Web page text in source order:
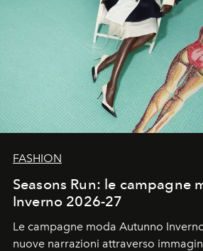
FASHION
Seasons Run: le campagne
Inverno 2026-27
Le campagne moda Autunno
nuove narrazioni attraverso